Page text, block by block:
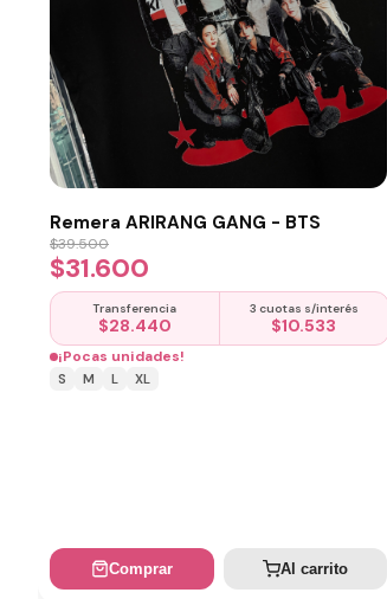
Remera ARIRANG GANG - BTS
$39.500
$31.600
Transferencia
$28.440
3 cuotas s/interés
$10.533
¡Pocas unidades!
S M L XL
Comprar Al carrito